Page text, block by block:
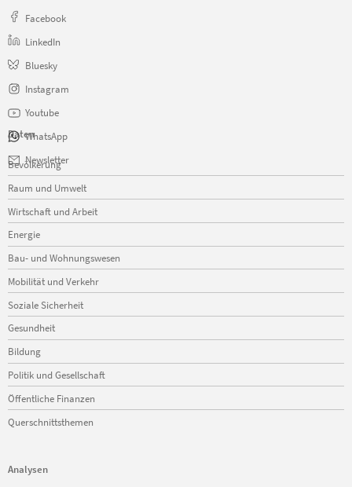
Facebook
LinkedIn
Bluesky
Instagram
Youtube
WhatsApp
Newsletter
Daten
Navigation
überspringen
Bevölkerung
Raum und Umwelt
Wirtschaft und Arbeit
Energie
Bau- und Wohnungswesen
Mobilität und Verkehr
Soziale Sicherheit
Gesundheit
Bildung
Politik und Gesellschaft
Öffentliche Finanzen
Querschnittsthemen
Analysen